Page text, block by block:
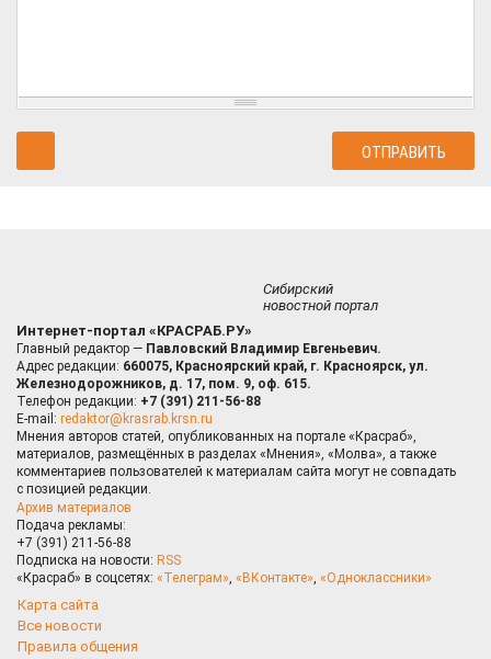
Сибирский
новостной портал
Интернет-портал «КРАСРАБ.РУ»
Главный редактор — Павловский Владимир Евгеньевич.
Адрес редакции: 660075, Красноярский край, г. Красноярск, ул.
Железнодорожников, д. 17, пом. 9, оф. 615.
Телефон редакции: +7 (391) 211-56-88
E-mail: redaktor@krasrab.krsn.ru
Мнения авторов статей, опубликованных на портале «Красраб»,
материалов, размещённых в разделах «Мнения», «Молва», а также
комментариев пользователей к материалам сайта могут не совпадать
с позицией редакции.
Архив материалов
Подача рекламы:
+7 (391) 211-56-88
Подписка на новости: RSS
«Красраб» в соцсетях: «Телеграм», «ВКонтакте», «Одноклассники»
Карта сайта
Все новости
Правила общения